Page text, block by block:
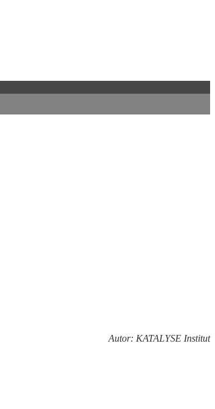
Autor: KATALYSE Institut